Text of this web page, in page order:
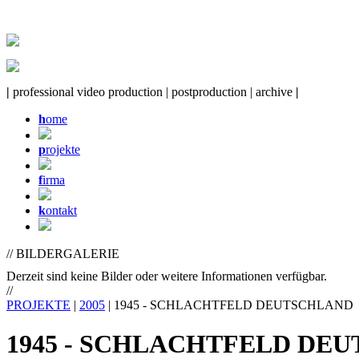
| professional video production | postproduction | archive |
home
projekte
firma
kontakt
// BILDERGALERIE
Derzeit sind keine Bilder oder weitere Informationen verfügbar.
//
PROJEKTE | 2005 | 1945 - SCHLACHTFELD DEUTSCHLAND
1945 - SCHLACHTFELD